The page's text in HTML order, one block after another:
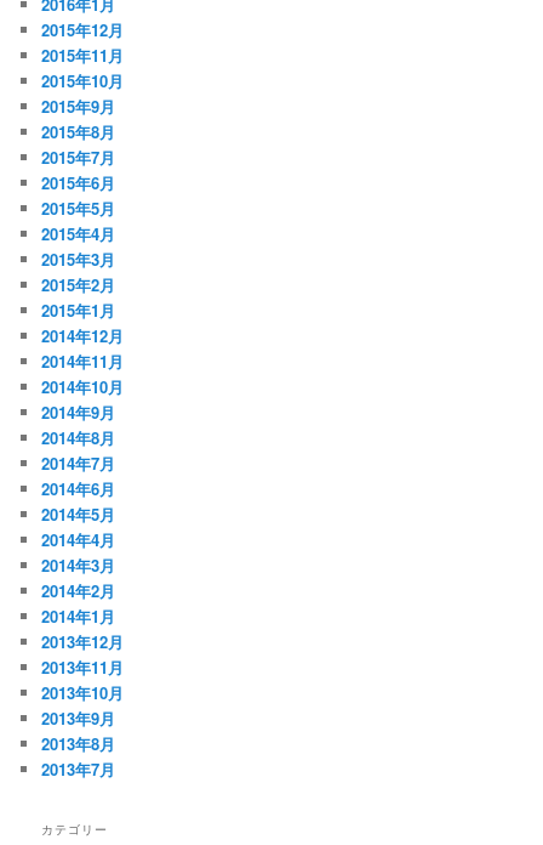
2015年12月
2015年11月
2015年10月
2015年9月
2015年8月
2015年7月
2015年6月
2015年5月
2015年4月
2015年3月
2015年2月
2015年1月
2014年12月
2014年11月
2014年10月
2014年9月
2014年8月
2014年7月
2014年6月
2014年5月
2014年4月
2014年3月
2014年2月
2014年1月
2013年12月
2013年11月
2013年10月
2013年9月
2013年8月
2013年7月
カテゴリー